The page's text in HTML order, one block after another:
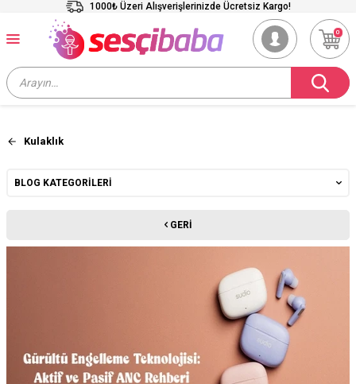
1000₺ Üzeri Alışverişlerinizde Ücretsiz Kargo!
0
Kulaklık
BLOG KATEGORILERI
GERI